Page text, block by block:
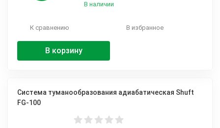
В наличии
К сравнению В избранное
В корзину
Система туманообразования адиабатическая Shuft
FG-100